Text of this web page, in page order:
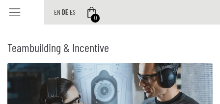
EN DE ES
0
Teambuilding & Incentive